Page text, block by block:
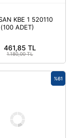
KBE 1 520110
(100 ADET)
461,85 TL
1.180,00 TL
%61